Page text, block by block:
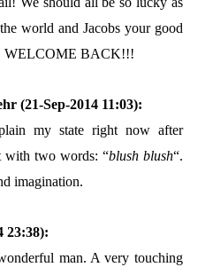
world and Jacobs your good
WELCOME BACK!!!
(21-Sep-2014 11:03):
my state right now after
with two words: “blush blush“.
imagination.
23:38):
man. A very touching